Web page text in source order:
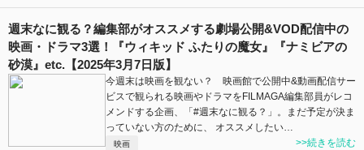
週末なに観る？編集部がオススメする劇場公開&VOD配信中の
映画・ドラマ3選！『ウィキッド ふたりの魔女』『ナミビアの
砂漠』etc.【2025年3月7日版】
今週末は映画を観ない？ 映画館で公開中&動画配信サー
ビスで観られる映画やドラマをFILMAGA編集部員がレコ
メンドする企画、「#週末なに観る？」。まだ予定が決ま
っていない方のために、 オススメしたい…
映画 >>続きを読む